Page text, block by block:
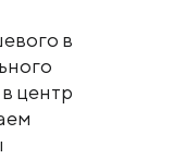
в
центр